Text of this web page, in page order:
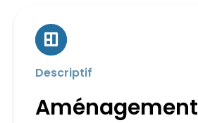
Descriptif
Aménagement